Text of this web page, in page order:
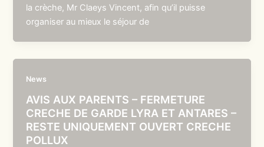
la crèche, Mr Claeys Vincent, afin qu’il puisse
organiser au mieux le séjour de
News
AVIS AUX PARENTS – FERMETURE
CRECHE DE GARDE LYRA ET ANTARES –
RESTE UNIQUEMENT OUVERT CRECHE
POLLUX